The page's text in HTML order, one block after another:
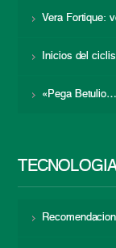
Vera Fortique:
Inicios del
«Pega